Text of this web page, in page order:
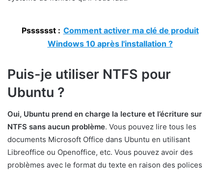
Psssssst : Comment activer ma clé de produit
Windows 10 après l'installation ?
Puis-je utiliser NTFS pour
Ubuntu ?
Oui, Ubuntu prend en charge la lecture et l’écriture sur
NTFS sans aucun problème. Vous pouvez lire tous les
documents Microsoft Office dans Ubuntu en utilisant
Libreoffice ou Openoffice, etc. Vous pouvez avoir des
problèmes avec le format du texte en raison des polices